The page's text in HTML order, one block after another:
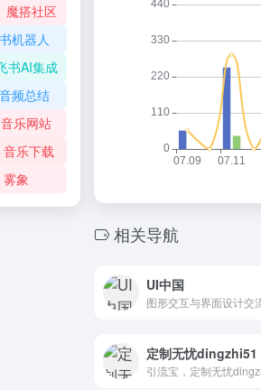
相关导航
UI中国
定制无忧dingzhi51
魔搭社区
机器人
书AI集成
音频总结
音乐网站
音乐下载
雾象